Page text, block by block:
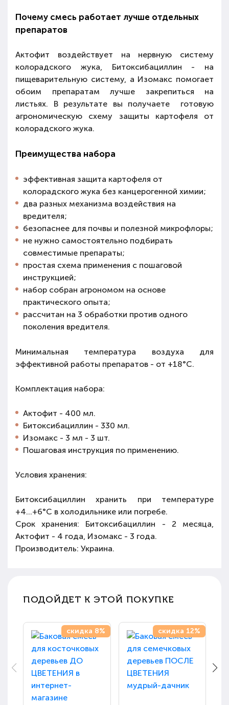
Почему смесь работает лучше отдельных
препаратов
Актофит воздействует на нервную систему
колорадского жука, Битоксибациллин - на
пищеварительную систему, а Изомакс помогает
обоим препаратам лучше закрепиться на
листьях. В результате вы получаете готовую
агрономическую схему защиты картофеля от
колорадского жука.
Преимущества набора
эффективная защита картофеля от
колорадского жука без канцерогенной химии;
два разных механизма воздействия на
вредителя;
безопаснее для почвы и полезной микрофлоры;
не нужно самостоятельно подбирать
совместимые препараты;
простая схема применения с пошаговой
инструкцией;
набор собран агрономом на основе
практического опыта;
рассчитан на 3 обработки против одного
поколения вредителя.
Минимальная температура воздуха для
эффективной работы препаратов - от +18°C.
Комплектация набора:
Актофит - 400 мл.
Битоксибациллин - 330 мл.
Изомакс - 3 мл - 3 шт.
Пошаговая инструкция по применению.
Условия хранения:
Битоксибациллин хранить при температуре
+4...+6°C в холодильнике или погребе.
Срок хранения: Битоксибациллин - 2 месяца,
Актофит - 4 года, Изомакс - 3 года.
Производитель: Украина.
ПОДОЙДЕТ К ЭТОЙ ПОКУПКЕ
скидка 8% скидка 12%